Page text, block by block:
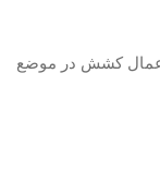
کشش در موضع